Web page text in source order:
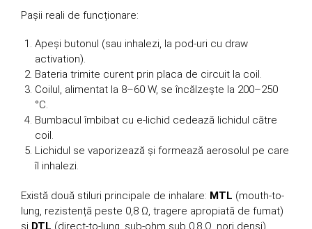
Pașii reali de funcționare:
Apeși butonul (sau inhalezi, la pod-uri cu draw
activation).
Bateria trimite curent prin placa de circuit la coil.
Coilul, alimentat la 8–60 W, se încălzește la 200–250
°C.
Bumbacul îmbibat cu e-lichid cedează lichidul către
coil.
Lichidul se vaporizează și formează aerosolul pe care
îl inhalezi.
Există două stiluri principale de inhalare: MTL (mouth-to-
lung, rezistență peste 0,8 Ω, tragere apropiată de fumat)
și DTL (direct-to-lung, sub-ohm sub 0,8 Ω, nori densi).